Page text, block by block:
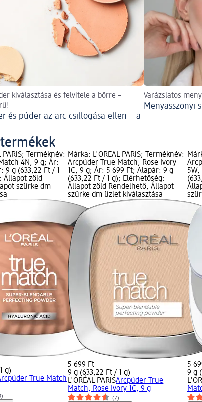
kiválasztása és felvitele a bőrre –
és púder az arc csillogása ellen – a
Varázslatos
Menyasszonyi
PARiS; Terméknév:
4N, 9 g; Ár:
9 g (633,22 Ft / 1
Állapot zöld
szürke dm
g)
True Match
Márka: L'ORÉAL PARiS; Terméknév:
Arcpúder True Match, Rose Ivory
1C, 9 g; Ár: 5 699 Ft; Alapár: 9 g
(633,22 Ft / 1 g); Elérhetőség:
Állapot zöld Rendelhető, Állapot
szürke dm üzlet kiválasztása
5 699 Ft
9 g (633,22 Ft / 1 g)
L'ORÉAL PARiSArcpúder True
Match, Rose Ivory 1C, 9 g
(7)
5W,
5
9 g